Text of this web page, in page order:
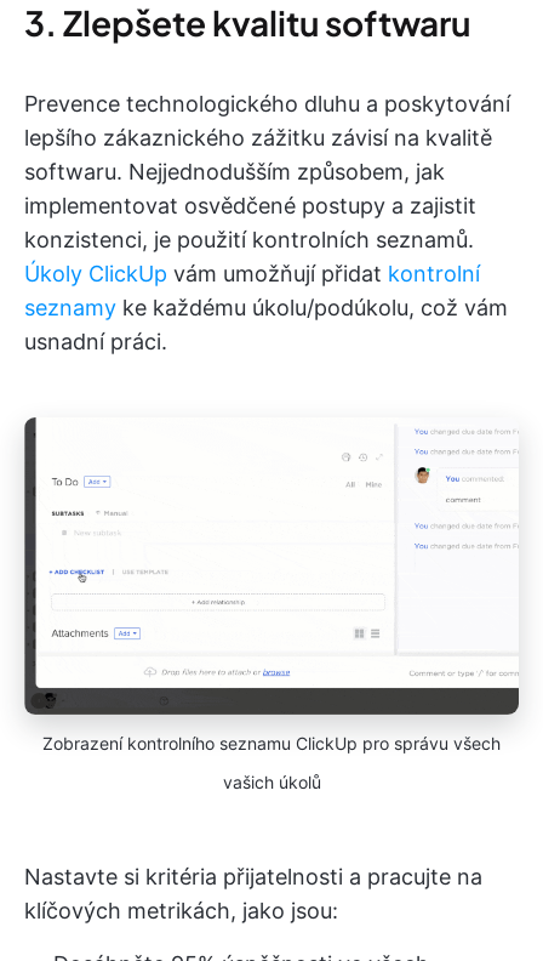
3. Zlepšete kvalitu softwaru
Prevence technologického dluhu a poskytování
lepšího zákaznického zážitku závisí na kvalitě
softwaru. Nejjednodušším způsobem, jak
implementovat osvědčené postupy a zajistit
konzistenci, je použití kontrolních seznamů.
Úkoly ClickUp vám umožňují přidat kontrolní
seznamy ke každému úkolu/podúkolu, což vám
usnadní práci.
Zobrazení kontrolního seznamu ClickUp pro správu všech
vašich úkolů
Nastavte si kritéria přijatelnosti a pracujte na
klíčových metrikách, jako jsou: